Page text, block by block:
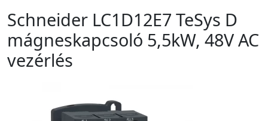
Schneider LC1D12E7 TeSys D
mágneskapcsoló 5,5kW, 48V AC
vezérlés